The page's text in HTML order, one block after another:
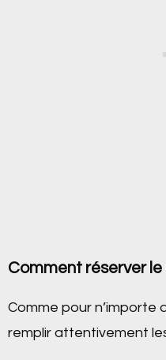
Comment réserver le
Comme pour n’importe
remplir attentivement